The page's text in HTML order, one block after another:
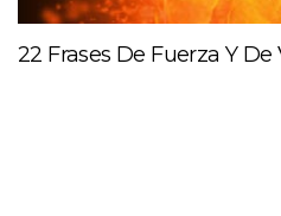
22 Frases De Fuerza Y De